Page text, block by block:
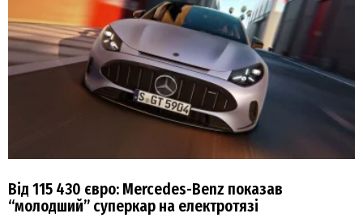
Від 115 430 євро: Mercedes-Benz показав
“молодший” суперкар на електротязі